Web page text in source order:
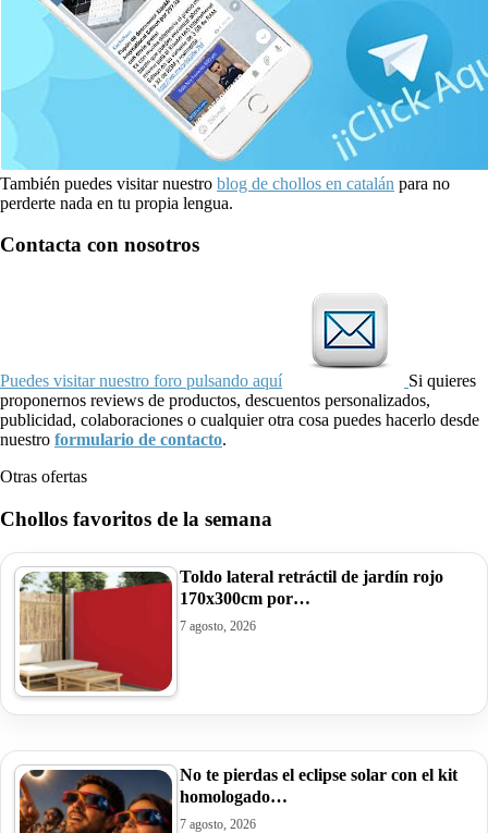
También puedes visitar nuestro blog de chollos en catalán para no
perderte nada en tu propia lengua.
Contacta con nosotros
Puedes visitar nuestro foro pulsando aquí
Si quieres
proponernos reviews de productos, descuentos personalizados,
publicidad, colaboraciones o cualquier otra cosa puedes hacerlo desde
nuestro formulario de contacto.
Otras ofertas
Chollos favoritos de la semana
Toldo lateral retráctil de jardín rojo
170x300cm por…
7 agosto, 2026
No te pierdas el eclipse solar con el kit
homologado…
7 agosto, 2026